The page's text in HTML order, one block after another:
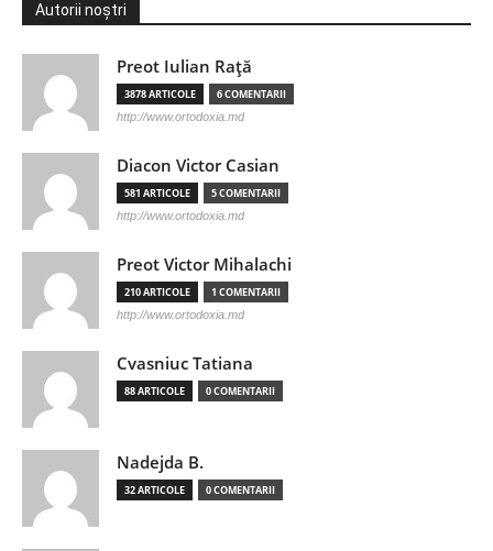
Autorii noștri
Preot Iulian Raţă
3878 ARTICOLE 6 COMENTARII
http://www.ortodoxia.md
Diacon Victor Casian
581 ARTICOLE 5 COMENTARII
http://www.ortodoxia.md
Preot Victor Mihalachi
210 ARTICOLE 1 COMENTARII
http://www.ortodoxia.md
Cvasniuc Tatiana
88 ARTICOLE 0 COMENTARII
Nadejda B.
32 ARTICOLE 0 COMENTARII